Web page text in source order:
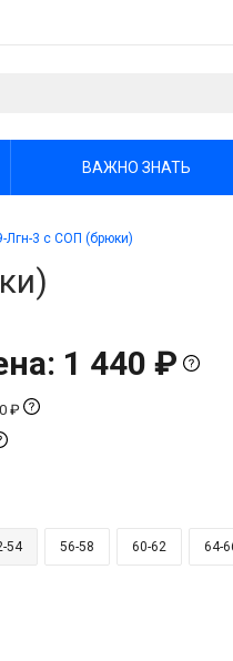
ВАЖНО ЗНАТЬ
Лгн-3 с СОП (брюки)
1 440 ₽
₽
54 56-58 60-62 64-